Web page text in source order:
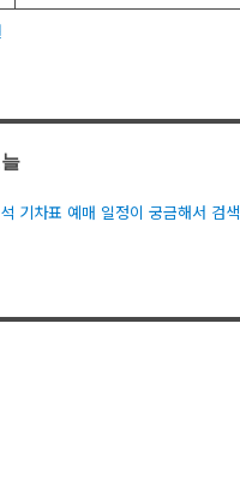
기차표 예매 일정이 궁금해서 검색